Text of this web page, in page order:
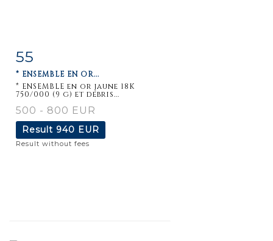
Item detail
55
* ENSEMBLE EN OR...
* ENSEMBLE en or jaune 18K
750/000 (9 g) et débris...
500 - 800 EUR
Result 940 EUR
Result without fees